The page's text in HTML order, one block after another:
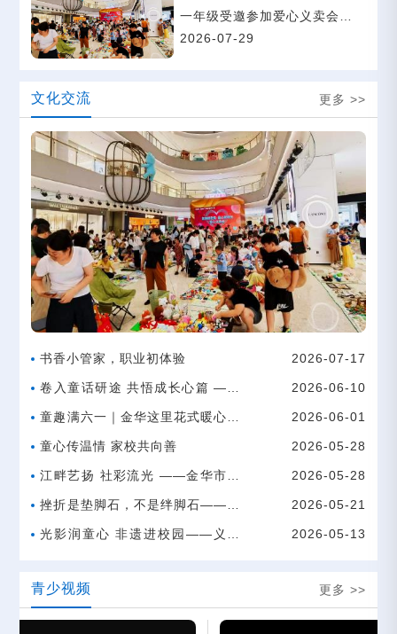
一年级受邀参加爱心义卖会暨
趣味拍卖会公益活动
2026-07-29
文化交流 更多 >>
书香小管家，职业初体验 2026-07-17
卷入童话研途 共悟成长心篇 ——
金华市宾虹小学四年级语文卷入式
教研暨教育共同体活动
2026-06-10
童趣满六一｜金华这里花式暖心活
动，守护孩童美好童年
2026-06-01
童心传温情 家校共向善 2026-05-28
江畔艺扬 社彩流光 ——金华市江
滨小学水精灵秀场之校本课程展演
2026-05-28
挫折是垫脚石，不是绊脚石——看
〈笨鸟大冒险〉有感
2026-05-21
光影润童心 非遗进校园——义乌
课堂活动
2026-05-13
青少视频 更多 >>